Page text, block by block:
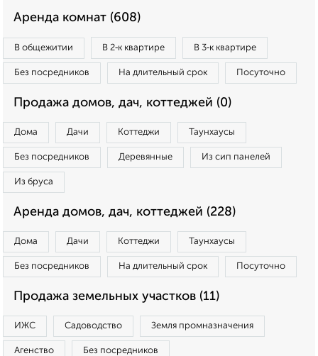
Аренда комнат (608)
В общежитии В 2‑к квартире В 3‑к квартире
Без посредников На длительный срок Посуточно
Продажа домов, дач, коттеджей (0)
Дома Дачи Коттеджи Таунхаусы
Без посредников Деревянные Из сип панелей
Из бруса
Аренда домов, дач, коттеджей (228)
Дома Дачи Коттеджи Таунхаусы
Без посредников На длительный срок Посуточно
Продажа земельных участков (11)
ИЖС Садоводство Земля промназначения
Агенство Без посредников